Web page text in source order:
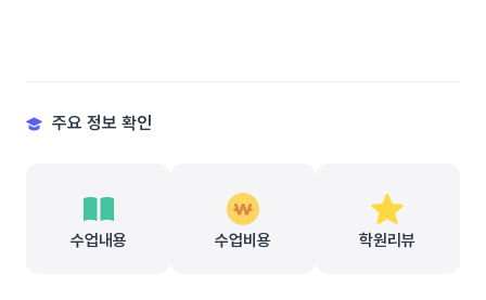
주요 정보 확인
수업내용 수업비용 학원리뷰